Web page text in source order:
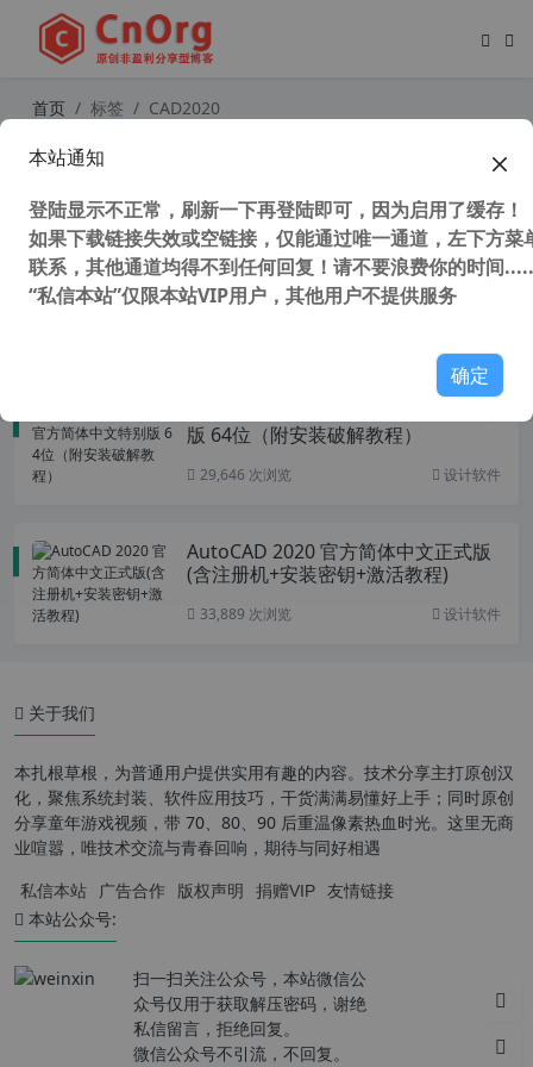
首页 标签 CAD2020
天正建筑2024 T20 v10.0 中文正式注
版 64位（附安装破解教程）
29,646 次浏览 设计软件
AutoCAD 2020 官方简体中文正式版
(含注册机+安装密钥+激活教程)
33,889 次浏览 设计软件
关于我们
本扎根草根，为普通用户提供实用有趣的内容。技术分享主打原创汉
化，聚焦系统封装、软件应用技巧，干货满满易懂好上手；同时原创
分享童年游戏视频，带 70、80、90 后重温像素热血时光。这里无商
业喧嚣，唯技术交流与青春回响，期待与同好相遇
私信本站 广告合作 版权声明 捐赠VIP 友情链接
本站公众号:
扫一扫关注公众号，本站微信公
众号仅用于获取解压密码，谢绝
私信留言，拒绝回复。
微信公众号不引流，不回复。
本站通知
登陆显示不正常，刷新一下再登陆即可，因为启用了缓存！
如果下载链接失效或空链接，仅能通过唯一通道，左下方菜
联系，其他通道均得不到任何回复！请不要浪费你的时间
“私信本站”仅限本站VIP用户，其他用户不提供服务
确定